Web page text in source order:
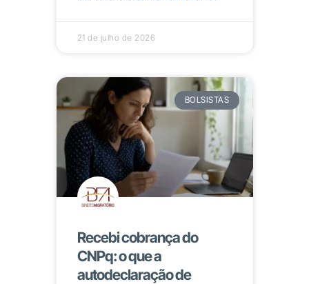
21 de julho de 2026
BOLSISTAS
Recebi cobrança do
CNPq: o que a
autodeclaração de